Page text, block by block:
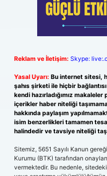
Reklam ve İletişim: Skype:
Yasal Uyarı: Bu internet sitesi,
şahıs şirketi ile hiçbir
kendi hazırladığımız
içerikler haber niteliği
hakkında paylaşım
isim benzerlikleri tamamen
halindedir ve tavsiye niteliği
Sitemiz, 5651 Sayılı Kanun
Kurumu (BTK) tarafından
vermektedir. Bu nedenle,